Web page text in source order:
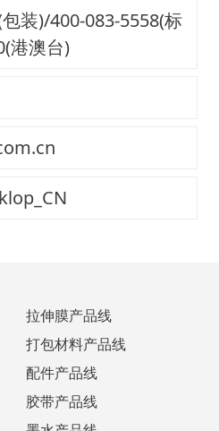
装)/400-083-5558(标
港澳台)
拉伸膜产品线
打包材料产品线
配件产品线
胶带产品线